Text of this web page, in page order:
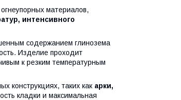
материалов,
интенсивного
содержанием глинозема
Изделие проходит
к резким температурным
конструкциях, таких как арки,
кладки и максимальная